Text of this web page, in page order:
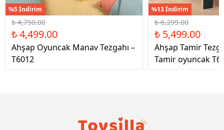
%5 İndirim
₺ 4,750.00
₺ 4,499.00
Ahşap Oyuncak Manav Tezgahı –
T6012
%13 İndirim
₺ 6,299.00
₺ 5,499.00
Ahşap Tamir
Tamir oyuncak